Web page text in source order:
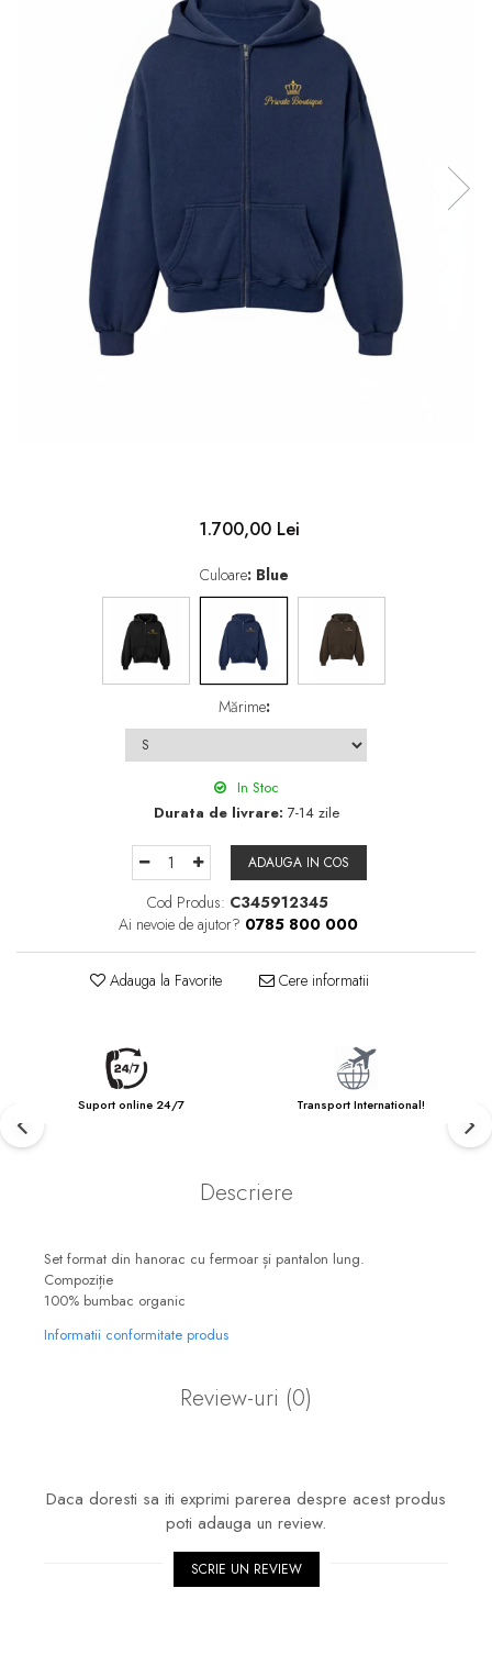
1.700,00 Lei
Culoare: Blue
Mărime:
In Stoc
Durata de livrare: 7-14 zile
ADAUGA IN COS
Cod Produs: C345912345
Ai nevoie de ajutor? 0785 800 000
Adauga la Favorite Cere informatii
Suport online 24/7 Transport International!
Descriere
Set format din hanorac cu fermoar și pantalon lung.
Compoziție
100% bumbac organic
Informatii conformitate produs
Review-uri (0)
Daca doresti sa iti exprimi parerea despre acest produs
poti adauga un review.
SCRIE UN REVIEW